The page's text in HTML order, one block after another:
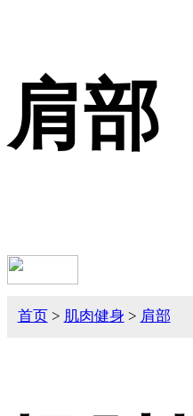
肩部
首页 > 肌肉健身 > 肩部